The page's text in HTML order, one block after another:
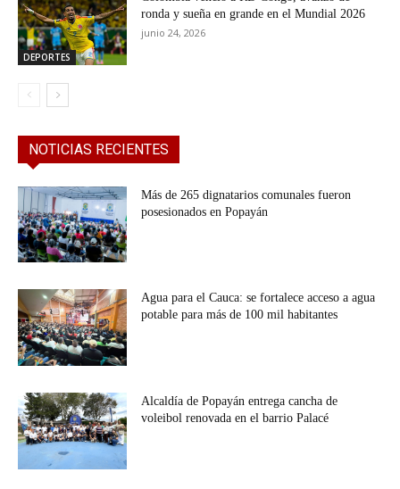
DEPORTES
ronda y sueña en grande en el Mundial 2026
junio 24, 2026
NOTICIAS RECIENTES
Más de 265 dignatarios comunales fueron
posesionados en Popayán
Agua para el Cauca: se fortalece acceso a agua
potable para más de 100 mil habitantes
Alcaldía de Popayán entrega cancha de
voleibol renovada en el barrio Palacé